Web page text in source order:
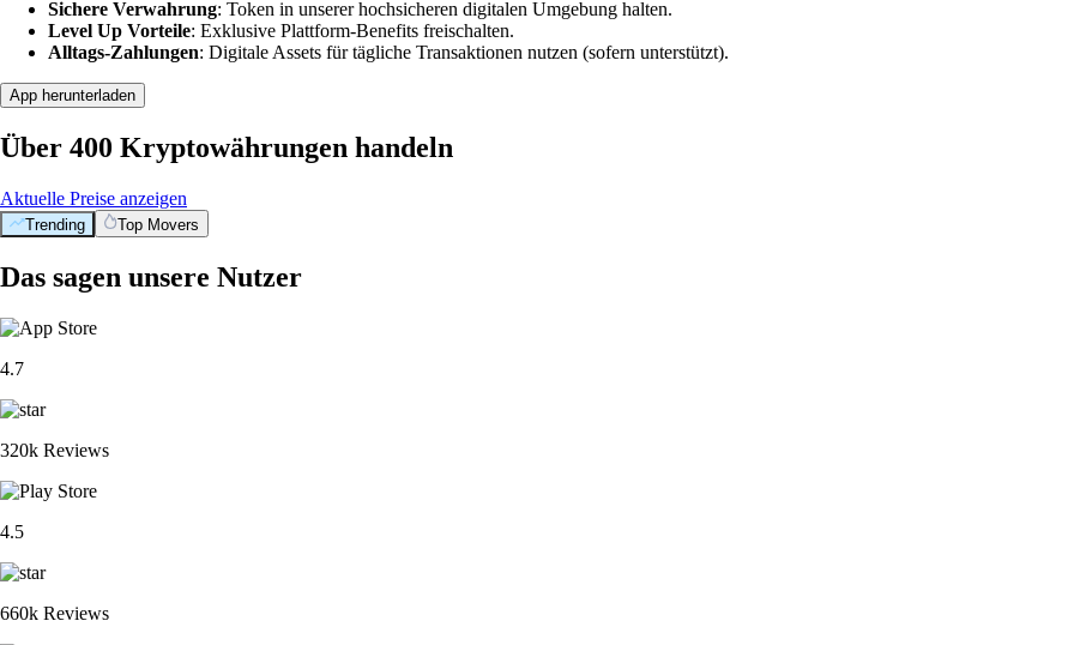
Sichere Verwahrung: Token in unserer hochsicheren digitalen Umgebung halten.
Level Up Vorteile: Exklusive Plattform-Benefits freischalten.
Alltags-Zahlungen: Digitale Assets für tägliche Transaktionen nutzen (sofern unterstützt).
App herunterladen
Über 400 Kryptowährungen handeln
Aktuelle Preise anzeigen
Trending Top Movers
Das sagen unsere Nutzer
4.7
320k Reviews
4.5
660k Reviews